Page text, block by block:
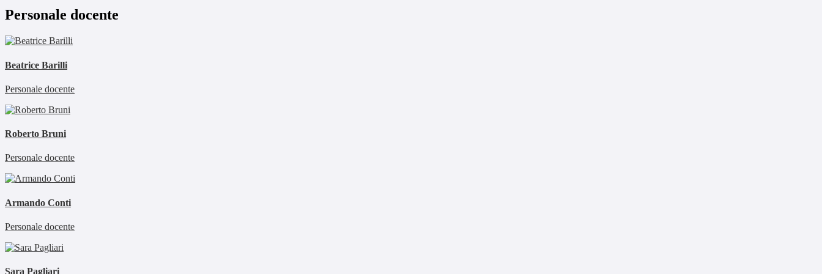
Personale docente
Beatrice Barilli
Personale docente
Roberto Bruni
Personale docente
Armando Conti
Personale docente
Sara Pagliari